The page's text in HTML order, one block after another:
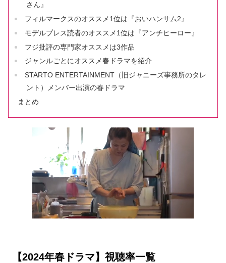
さん』
フィルマークスのオススメ1位は『おいハンサム2』
モデルプレス読者のオススメ1位は『アンチヒーロー』
フジ批評の専門家オススメは3作品
ジャンルごとにオススメ春ドラマを紹介
STARTO ENTERTAINMENT（旧ジャニーズ事務所のタレ
ント）メンバー出演の春ドラマ
まとめ
【2024年春ドラマ】視聴率一覧